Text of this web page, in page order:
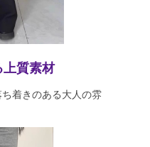
上質素材
着きのある大人の雰